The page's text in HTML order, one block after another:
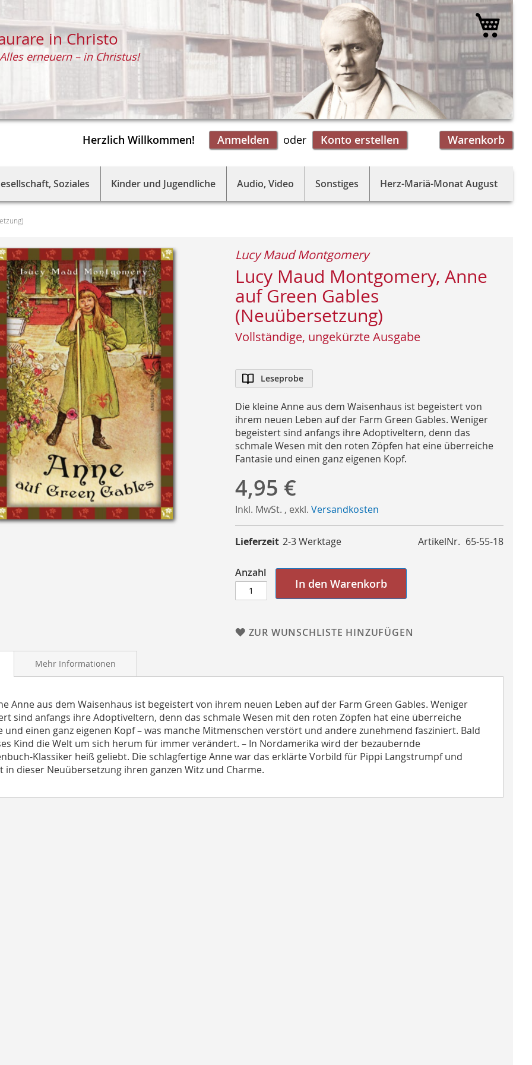
Herzlich Willkommen! Anmelden Warenkorb
Konto erstellen
in Christo
Alles erneuern – in Christus!
Mein
Soziales Kinder und Jugendliche Audio, Video Sonstiges Herz-Mariä-Monat August
Lucy Maud Montgomery, Anne
auf Green Gables
(Neuübersetzung)
Vollständige, ungekürzte Ausgabe
Lucy Maud Montgomery
Leseprobe
Die kleine Anne aus dem Waisenhaus ist begeistert von
ihrem neuen Leben auf der Farm Green Gables. Weniger
begeistert sind anfangs ihre Adoptiveltern, denn das
schmale Wesen mit den roten Zöpfen hat eine überreiche
Fantasie und einen ganz eigenen Kopf.
4,95 €
Inkl. MwSt. , exkl. Versandkosten
ArtikelNr. 65-55-18
Lieferzeit 2-3 Werktage
Anzahl
In den Warenkorb
ZUR WUNSCHLISTE HINZUFÜGEN
Anne aus dem Waisenhaus ist begeistert von ihrem neuen Leben auf der Farm Green Gables. Weniger
sind anfangs ihre Adoptiveltern, denn das schmale Wesen mit den roten Zöpfen hat eine überreiche
und einen ganz eigenen Kopf – was manche Mitmenschen verstört und andere zunehmend fasziniert. Bald
Kind die Welt um sich herum für immer verändert. – In Nordamerika wird der bezaubernde
Klassiker heiß geliebt. Die schlagfertige Anne war das erklärte Vorbild für Pippi Langstrumpf und
in dieser Neuübersetzung ihren ganzen Witz und Charme.
Mehr Informationen